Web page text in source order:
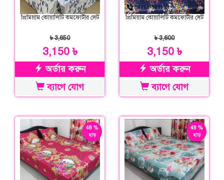
প্রিমিয়াম কোয়ালিটি কমফোর্টার সেট
৳ 3,650
3,150 ৳
অর্ডার করুন
ব্যাগে যোগ
প্রিমিয়াম কোয়ালিটি কমফোর্টার সেট
৳ 3,600
3,150 ৳
অর্ডার করুন
ব্যাগে যোগ
48 %
ছাড়
48 %
ছাড়